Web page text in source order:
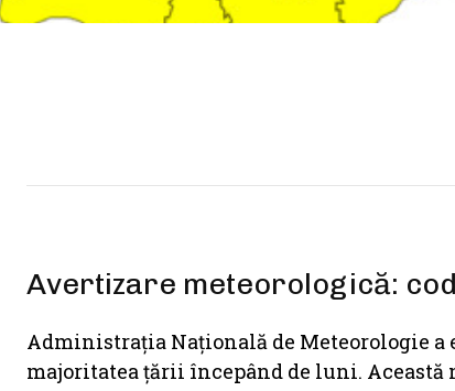
Avertizare meteorologică:
Administrația Națională de Meteorologie a
majoritatea țării începând de luni. Această